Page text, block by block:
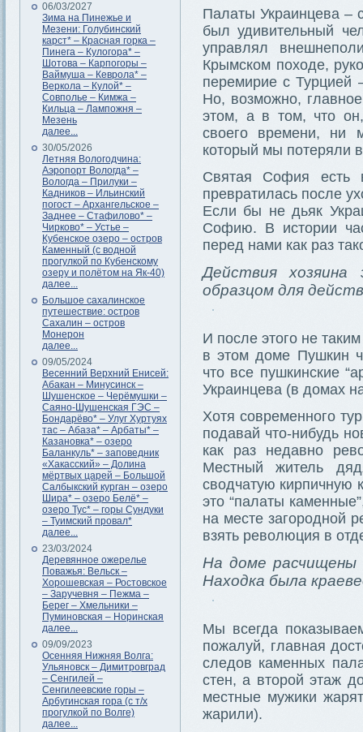
06/03/2027
Зима на Пинежье и
Мезени: Голубинский
карст* – Красная горка –
Пинега – Кулогора* –
Шотова – Карпогоры –
Ваймуша – Кеврола* –
Веркола – Кулой* –
Совполье – Кимжа –
Кильца – Лампожня –
Мезень
далее...
30/05/2026
Летняя Вологодчина:
Аэропорт Вологда* –
Вологда – Прилуки –
Кадников – Ильинский
погост – Архангельское –
Заднее – Стафилово* –
Чирково* – Устье –
Кубенское озеро – остров
Каменный (с водной
прогулкой по Кубенскому
озеру и полётом на Як-40)
далее...
Большое сахалинское
путешествие: остров
Сахалин – остров
Монерон
далее...
09/05/2024
Весенний Верхний Енисей:
Абакан – Минусинск –
Шушенское – Черёмушки –
Саяно-Шушенская ГЭС –
Бондарёво* – Улуг Хуртуях
тас – Абаза* – Арбаты* –
Казановка* – озеро
Баланкуль* – заповедник
«Хакасский» – Долина
мёртвых царей – Большой
Салбыкский курган – озеро
Шира* – озеро Белё* –
озеро Тус* – горы Сундуки
– Туимский провал*
далее...
23/03/2024
Деревянное ожерелье
Поважья: Вельск –
Хорошевская – Ростовское
– Заручевня – Пежма –
Берег – Хмельники –
Пуминовская – Норинская
далее...
09/09/2023
Осенняя Нижняя Волга:
Ульяновск – Димитровград
– Сенгилей –
Сенгилеевские горы –
Арбугинская гора (с т/х
прогулкой по Волге)
далее...
Палаты Украинцева –
был удивительный
управлял
Крымском походе,
перемирие с Турцией
Но, возможно,
этом, а в том, что он,
своего времени,
который мы потеряли
Святая София есть
превратилась после
Если бы не дьяк
Софию. В истории
перед нами как раз
Действия
образцом для
И после этого не
в этом доме Пушкин
что все пушкинские
Украинцева (в домах
Хотя современного
подавай что-нибудь
как раз недавно
Местный житель
сводчатую кирпичную
это “палаты
на месте загородной
взять революция в
На доме расчищены
Находка была
Мы всегда
пожалуй, главная
следов каменных
стен, а второй этаж
местные мужики
жарили).